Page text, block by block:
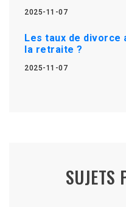
2025-11-07
Les taux de divorce
la retraite ?
2025-11-07
SUJETS